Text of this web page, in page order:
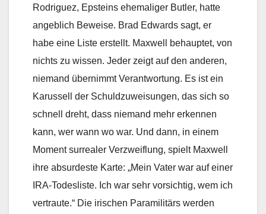
Rodriguez, Epsteins ehemaliger Butler, hatte
angeblich Beweise. Brad Edwards sagt, er
habe eine Liste erstellt. Maxwell behauptet, von
nichts zu wissen. Jeder zeigt auf den anderen,
niemand übernimmt Verantwortung. Es ist ein
Karussell der Schuldzuweisungen, das sich so
schnell dreht, dass niemand mehr erkennen
kann, wer wann wo war. Und dann, in einem
Moment surrealer Verzweiflung, spielt Maxwell
ihre absurdeste Karte: „Mein Vater war auf einer
IRA-Todesliste. Ich war sehr vorsichtig, wem ich
vertraute.“ Die irischen Paramilitärs werden